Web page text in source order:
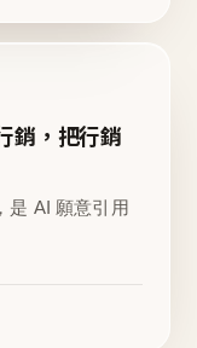
銷，把行銷
是 AI 願意引用